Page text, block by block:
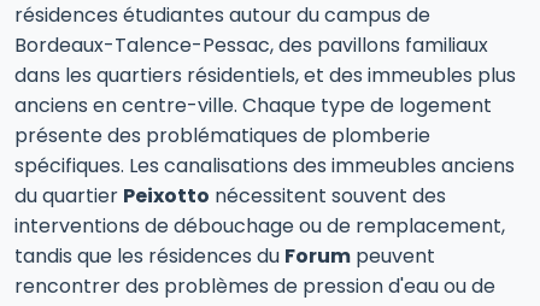
résidences étudiantes autour du campus de
Bordeaux-Talence-Pessac, des pavillons familiaux
dans les quartiers résidentiels, et des immeubles plus
anciens en centre-ville. Chaque type de logement
présente des problématiques de plomberie
spécifiques. Les canalisations des immeubles anciens
du quartier Peixotto nécessitent souvent des
interventions de débouchage ou de remplacement,
tandis que les résidences du Forum peuvent
rencontrer des problèmes de pression d'eau ou de